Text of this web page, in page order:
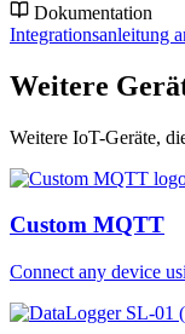
Dokumentation
Integrationsanleitung
Weitere
Weitere IoT-Geräte,
Custom MQTT
Connect any device